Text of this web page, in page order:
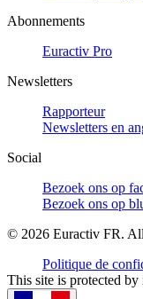
Abonnements
Euractiv Pro
Newsletters
Rapporteur
Newsletters en
Social
Bezoek ons op
Bezoek ons op
© 2026 Euractiv FR.
Politique de
This site is protected